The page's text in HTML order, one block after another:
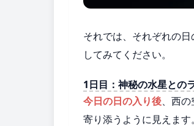
それでは、それぞれの
してみてください。
1日目：神秘の水星との
今日の日の入り後、西
寄り添うように見えます。